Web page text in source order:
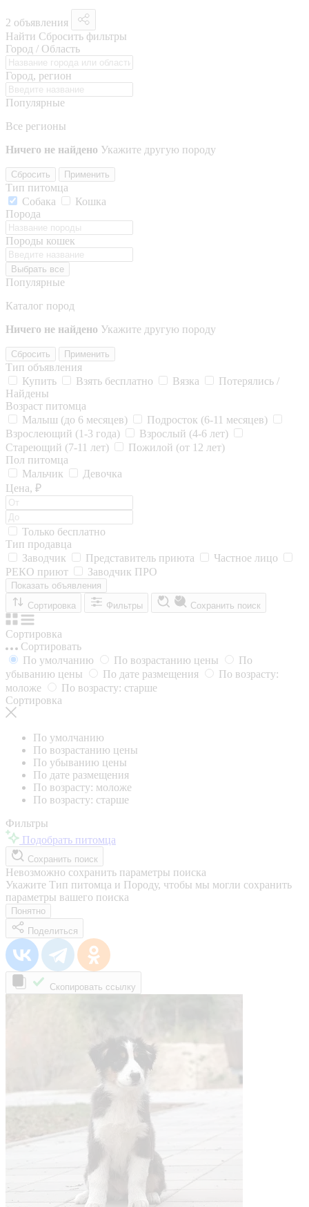
2 объявления
Найти Сбросить фильтры
Город / Область
Город, регион
Популярные
Все регионы
Ничего не найдено Укажите другую породу
Сбросить Применить
Тип питомца
Собака
Кошка
Порода
Породы кошек
Выбрать все
Популярные
Каталог пород
Ничего не найдено Укажите другую породу
Сбросить Применить
Тип объявления
Купить
Взять бесплатно Вязка
Потерялись /
Найдены
Возраст питомца
Малыш (до 6 месяцев)
Подросток (6-11 месяцев)
Взрослеющий (1-3 года)
Взрослый (4-6 лет)
Стареющий (7-11 лет)
Пожилой (от 12 лет)
Пол питомца
Мальчик
Девочка
Цена, ₽
Только бесплатно
Тип продавца
Заводчик
Представитель приюта
Частное лицо
РЕКО приют
Заводчик ПРО
Показать объявления
Сортировка
Фильтры Сохранить поиск
Сортировка
Сортировать
По умолчанию
По возрастанию цены
По
убыванию цены
По дате размещения
По возрасту:
моложе
По возрасту: старше
Сортировка
По умолчанию
По возрастанию цены
По убыванию цены
По дате размещения
По возрасту: моложе
По возрасту: старше
Фильтры
Подобрать питомца
Сохранить поиск
Невозможно сохранить параметры поиска
Укажите Тип питомца и Породу, чтобы мы могли сохранить
параметры вашего поиска
Понятно
Поделиться
Скопировать ссылку